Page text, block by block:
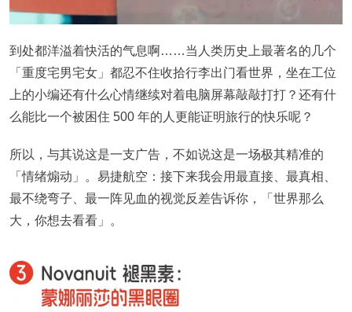
到处都洋溢着快活的气息啊……当人类历史上最著名的几个
「重度宅男宅女」都忍不住收拾行李出门看世界，坐在工位
上的小编还有什么心情继续对着电脑屏幕敲敲打打？还有什
么能比一个被困住 500 年的人更能证明旅行的快乐呢？
所以，与其说这是一支广告， 不如说这是一场极其精准的
「情绪煽动」。易捷航空：接下来我会用最直接、最真相、
最不绕弯子、最一阵见血的视觉反差告诉你，「世界那么
大，你想去看看」。